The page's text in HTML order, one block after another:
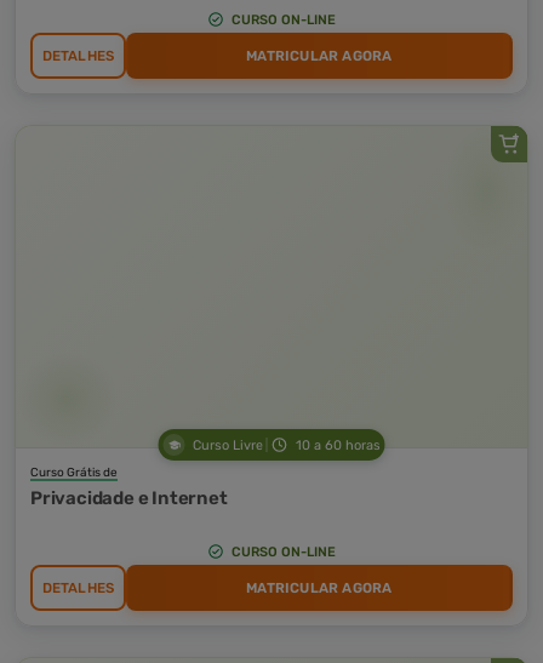
CURSO ON-LINE
DETALHES MATRICULAR AGORA
Curso Livre 10 a 60 horas
Curso Grátis de
Privacidade e Internet
CURSO ON-LINE
DETALHES MATRICULAR AGORA